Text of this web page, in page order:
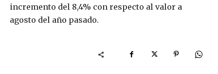
incremento del 8,4% con respecto al valor a
agosto del año pasado.